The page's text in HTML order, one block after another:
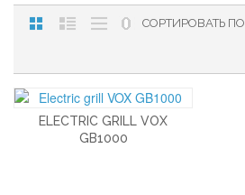
СОРТИРОВАТЬ ПО
ELECTRIC GRILL VOX
GB1000